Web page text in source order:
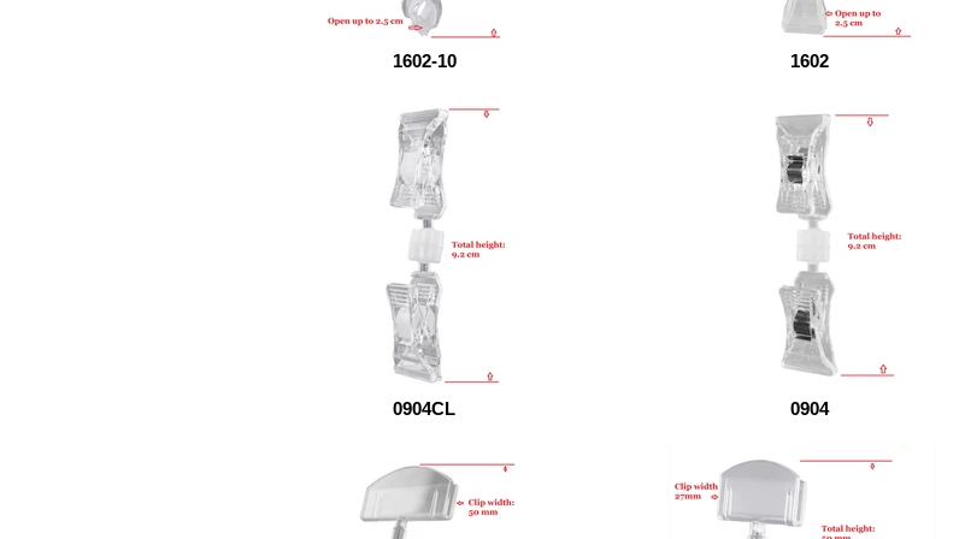
1602-10 1602
0904CL 0904